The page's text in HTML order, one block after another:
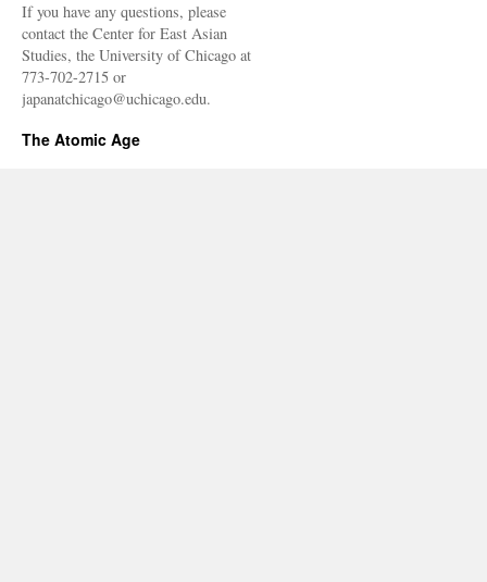
If you have any questions, please
contact the Center for East Asian
Studies, the University of Chicago at
773-702-2715 or
japanatchicago@uchicago.edu.
The Atomic Age